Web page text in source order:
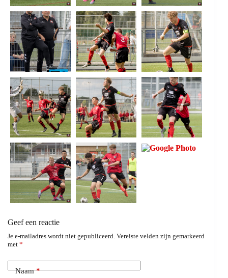
Geef een reactie
Je e-mailadres wordt niet gepubliceerd. Vereiste velden zijn gemarkeerd
met *
Naam*